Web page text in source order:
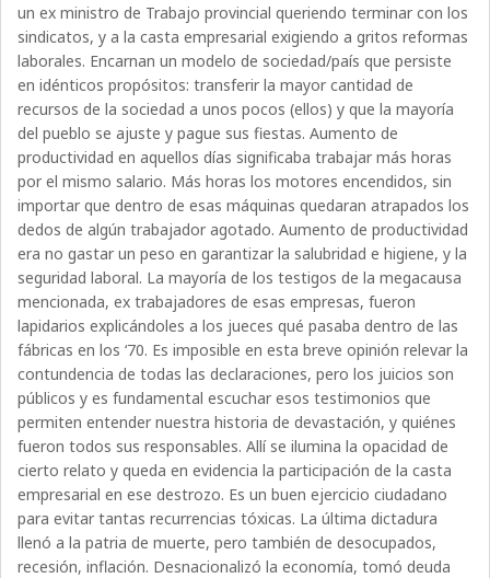
un ex ministro de Trabajo provincial queriendo terminar con los
sindicatos, y a la casta empresarial exigiendo a gritos reformas
laborales. Encarnan un modelo de sociedad/país que persiste
en idénticos propósitos: transferir la mayor cantidad de
recursos de la sociedad a unos pocos (ellos) y que la mayoría
del pueblo se ajuste y pague sus fiestas. Aumento de
productividad en aquellos días significaba trabajar más horas
por el mismo salario. Más horas los motores encendidos, sin
importar que dentro de esas máquinas quedaran atrapados los
dedos de algún trabajador agotado. Aumento de productividad
era no gastar un peso en garantizar la salubridad e higiene, y la
seguridad laboral. La mayoría de los testigos de la megacausa
mencionada, ex trabajadores de esas empresas, fueron
lapidarios explicándoles a los jueces qué pasaba dentro de las
fábricas en los ‘70. Es imposible en esta breve opinión relevar la
contundencia de todas las declaraciones, pero los juicios son
públicos y es fundamental escuchar esos testimonios que
permiten entender nuestra historia de devastación, y quiénes
fueron todos sus responsables. Allí se ilumina la opacidad de
cierto relato y queda en evidencia la participación de la casta
empresarial en ese destrozo. Es un buen ejercicio ciudadano
para evitar tantas recurrencias tóxicas. La última dictadura
llenó a la patria de muerte, pero también de desocupados,
recesión, inflación. Desnacionalizó la economía, tomó deuda